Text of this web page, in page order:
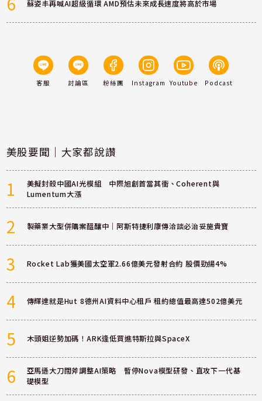
蘇姿丰再喊AI超級循環 AMD預估未來成長速度將高於市場
客服 討論區 粉絲團 Instagram Youtube Podcast
美股要聞｜大家都說讚
1
美擬封殺中國AI光模組 中際旭創首當其衝、Coherent與
Lumentum大漲
2 製藥業大型併購案醞釀中｜阿斯特捷利康傳洽談必治妥施貴寶
3 Rocket Lab獲美國太空軍2.66億美元發射合約 股價勁揚4%
4 傳輝達就是Hut 8德州AI資料中心租戶 租約總值最高達502億美元
5 木頭姐逆勢加碼！ARK逢低買進特斯拉與SpaceX
6
亞馬遜大刀闊斧調整AI策略 暫停Nova模型研發、直攻下一代基
礎模型